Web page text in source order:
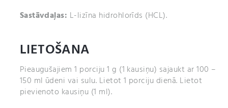
Sastāvdaļas: L-lizīna hidrohlorīds (HCL).
LIETOŠANA
Pieaugušajiem 1 porciju 1 g (1 kausiņu) sajaukt ar 100 –
150 ml ūdeni vai sulu. Lietot 1 porciju dienā. Lietot
pievienoto kausiņu (1 ml).